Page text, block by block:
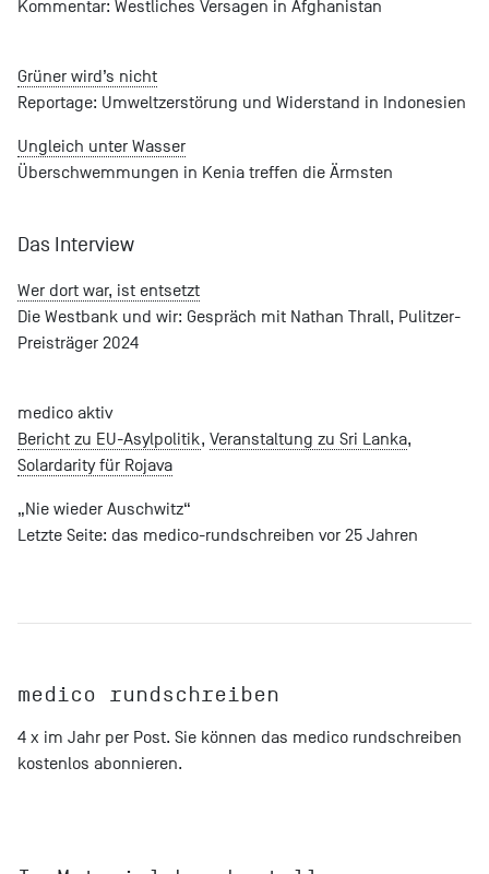
Kommentar: Westliches Versagen in Afghanistan
Grüner wird’s nicht
Reportage: Umweltzerstörung und Widerstand in Indonesien
Ungleich unter Wasser
Überschwemmungen in Kenia treffen die Ärmsten
Das Interview
Wer dort war, ist entsetzt
Die Westbank und wir: Gespräch mit Nathan Thrall, Pulitzer-
Preisträger 2024
medico aktiv
Bericht zu EU-Asylpolitik, Veranstaltung zu Sri Lanka,
Solardarity für Rojava
„Nie wieder Auschwitz“
Letzte Seite: das medico-rundschreiben vor 25 Jahren
medico rundschreiben
4 x im Jahr per Post. Sie können das medico rundschreiben
kostenlos abonnieren.